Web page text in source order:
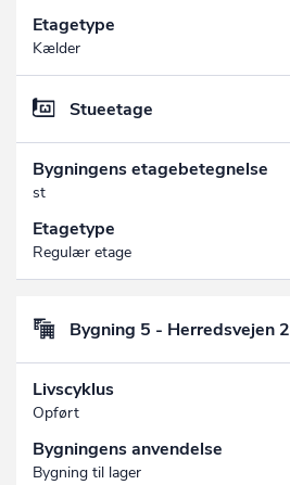
Etagetype
Kælder
Stueetage
Bygningens etagebetegnelse
st
Etagetype
Regulær etage
Bygning 5 - Herredsvejen 2
Livscyklus
Opført
Bygningens anvendelse
Bygning til lager